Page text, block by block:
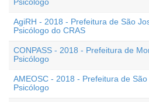
AgiRH - 2018 - Prefeitura de São
Psicólogo do CRAS
CONPASS - 2018 - Prefeitura de
Psicólogo
AMEOSC - 2018 - Prefeitura de
Psicólogo